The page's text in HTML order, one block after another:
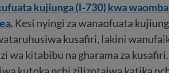
kujiunga (I-730) kwa
Kesi nyingi za wanaofuata
kusafiri, lakini
wa kitabibu na gharama za